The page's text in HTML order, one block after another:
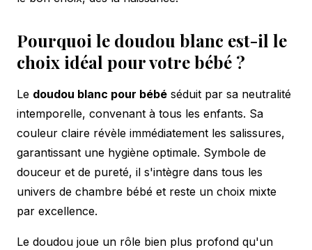
Pourquoi le doudou blanc est-il le
choix idéal pour votre bébé ?
Le doudou blanc pour bébé séduit par sa neutralité
intemporelle, convenant à tous les enfants. Sa
couleur claire révèle immédiatement les salissures,
garantissant une hygiène optimale. Symbole de
douceur et de pureté, il s'intègre dans tous les
univers de chambre bébé et reste un choix mixte
par excellence.
Le doudou joue un rôle bien plus profond qu'un